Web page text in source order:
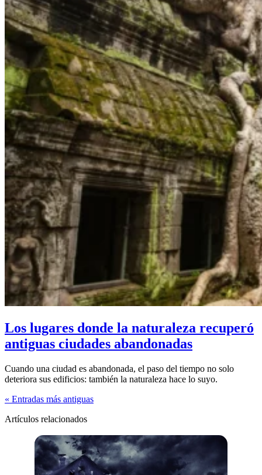
Los lugares donde la naturaleza recuperó
antiguas ciudades abandonadas
Cuando una ciudad es abandonada, el paso del tiempo no solo
deteriora sus edificios: también la naturaleza hace lo suyo.
« Entradas más antiguas
Artículos relacionados